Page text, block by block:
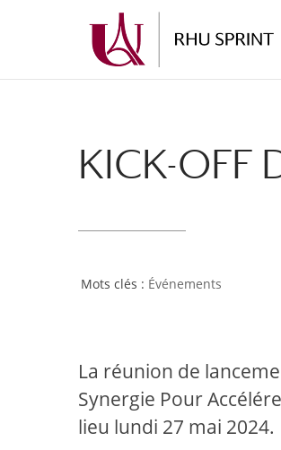
KICK-OFF
Événements
La réunion de
Synergie Pour
lieu lundi 27 mai 2024.